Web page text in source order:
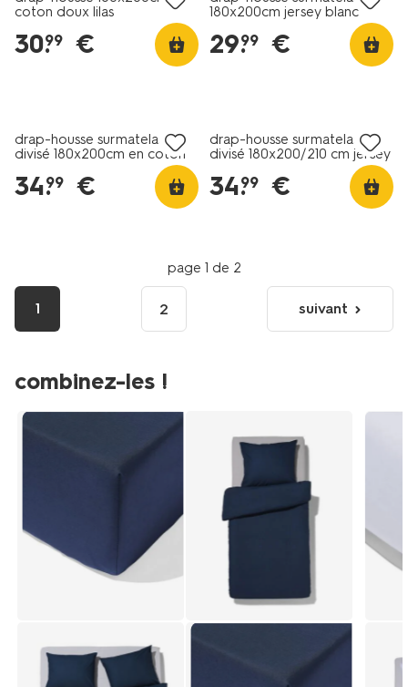
coton doux lilas
30.
99 €
180x200cm jersey blanc
29.
99 €
drap-housse surmatelas
divisé 180x200cm en coton
34.
99 €
drap-housse surmatelas
divisé 180x200/210 cm jersey
34.
99 €
page 1 de 2
1 2
page
suivante
suivant
combinez-les !